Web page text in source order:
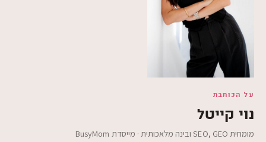
על הכותבת
נוי קייטל
מומחית SEO,‎ GEO ובינה מלאכותית · מייסדת BusyMom